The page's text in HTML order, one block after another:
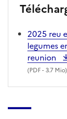
2025 reu
legumes
reunion
(PDF- 3.7 Mio)